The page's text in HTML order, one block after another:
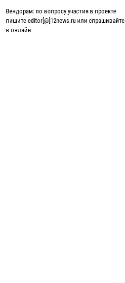
Вендорам: по вопросу участия в проекте
пишите editor[@]12news.ru или спрашивайте
в онлайн.